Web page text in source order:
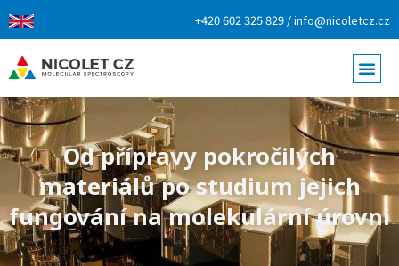
+420 602 325 829 / info@nicoletcz.cz
Od přípravy pokročilých
materiálů po studium jejich
fungování na molekulární úrovni